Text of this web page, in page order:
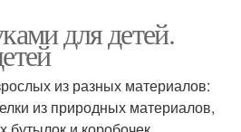
для детей.
из разных материалов:
из природных материалов,